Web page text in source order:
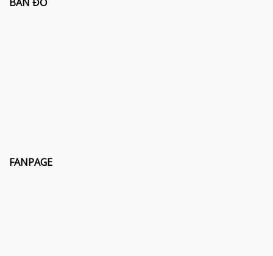
FANPAGE